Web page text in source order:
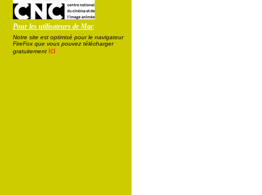
Pour les utilisateurs de Mac
Notre site est optimisé pour le navigateur
FireFox que vous pouvez télécharger
gratuitement ici